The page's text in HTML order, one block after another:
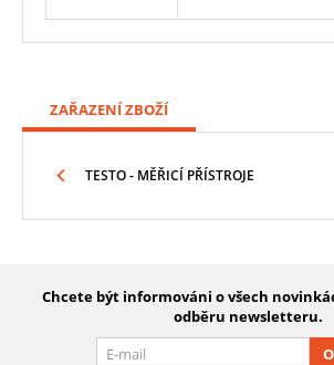
ZAŘAZENÍ ZBOŽÍ
TESTO - MĚŘICÍ PŘÍSTROJE
Chcete být informováni o všech
odběru newsletteru.